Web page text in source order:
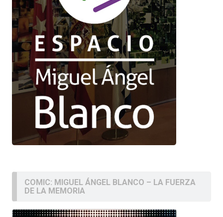
COMIC: MIGUEL ÁNGEL BLANCO – LA FUERZA
DE LA MEMORIA